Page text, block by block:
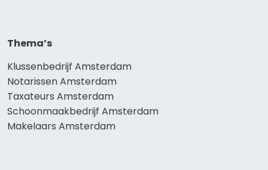
Thema’s
Klussenbedrijf Amsterdam
Notarissen Amsterdam
Taxateurs Amsterdam
Schoonmaakbedrijf Amsterdam
Makelaars Amsterdam